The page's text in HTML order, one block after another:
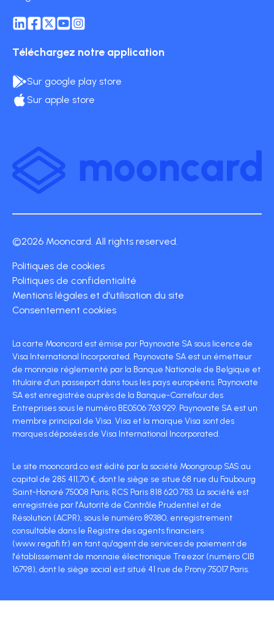
Téléchargez notre application
Sur google play store
Sur apple store
©2026 Mooncard. All rights reserved.
Politiques de cookies
Politiques de confidentialité
Mentions légales et d'utilisation du site
Consentement cookies
La carte Mooncard est émise par Paynovate SA sous licence de
Visa International Incorporated. Paynovate SA est un émetteur
de monnaie réglementé par la Banque Nationale de Belgique et
titulaire d'un passeport dans tous les pays européens. Paynovate
SA est enregistrée auprès de la Banque-Carrefour des
Entreprises sous le numéro BE0506 763 929. Paynovate SA est un
membre principal de Visa. Visa et la marque Visa sont des
marques déposées de Visa International Incorporated.
Le site mooncard.co est édité par la société Moongroup SAS au
capital de 285 411,70 €, dont le siège se situe 68 rue du Faubourg
Saint-Honoré 75008 Paris, RCS Paris 818 620 783. La société est
enregistrée par l'Autorité de Contrôle Prudentiel et de
Résolution (ACPR), sous le numéro 89380, enregistrement
consultable dans le Registre des agents financiers
(www.regafi.fr) en tant qu'agent de services de paiement de
l'établissement de monnaie électronique Treezor (numéro CIB
16798), dont le siège social est situé 41 rue de Prony 75017 Paris.